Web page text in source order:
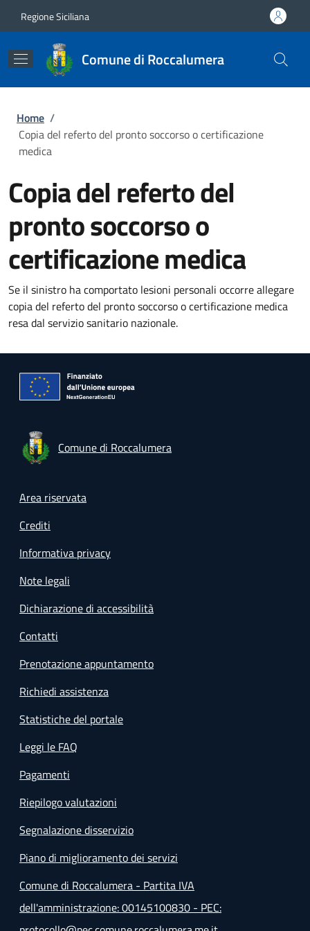
Regione Siciliana
Comune di Roccalumera
Briciole di pane
Home /
Copia del referto del pronto soccorso o certificazione
medica
Copia del referto del
pronto soccorso o
certificazione medica
Se il sinistro ha comportato lesioni personali occorre allegare
copia del referto del pronto soccorso o certificazione medica
resa dal servizio sanitario nazionale.
Comune di Roccalumera
Footer menu
Area riservata
Crediti
Informativa privacy
Note legali
Dichiarazione di accessibilità
Contatti
Prenotazione appuntamento
Richiedi assistenza
Statistiche del portale
Leggi le FAQ
Pagamenti
Riepilogo valutazioni
Segnalazione disservizio
Piano di miglioramento dei servizi
Comune di Roccalumera - Partita IVA
dell'amministrazione: 00145100830 - PEC: